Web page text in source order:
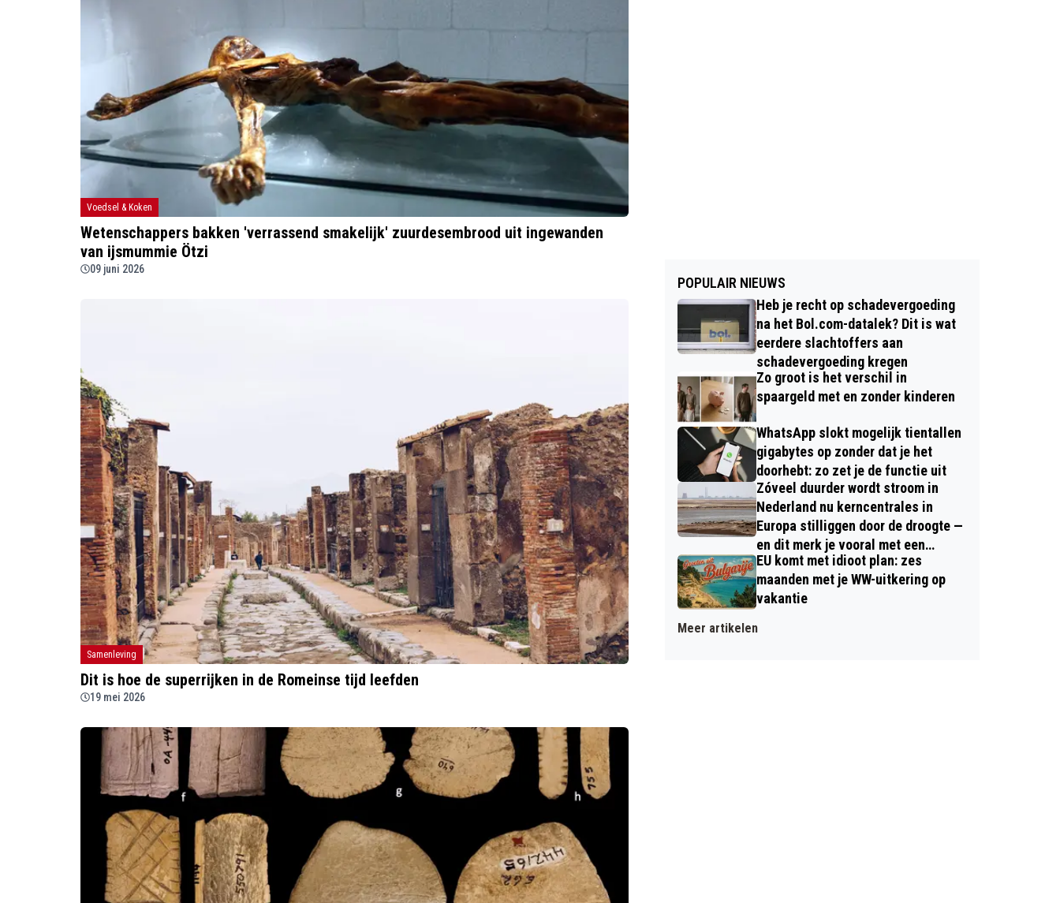
Voedsel & Koken
Wetenschappers bakken 'verrassend smakelijk' zuurdesembrood uit ingewanden
van ijsmummie Ötzi
09 juni 2026
Samenleving
Dit is hoe de superrijken in de Romeinse tijd leefden
19 mei 2026
POPULAIR NIEUWS
Heb je recht op schadevergoeding
na het Bol.com-datalek? Dit is wat
eerdere slachtoffers aan
schadevergoeding kregen
Zo groot is het verschil in
spaargeld met en zonder kinderen
WhatsApp slokt mogelijk tientallen
gigabytes op zonder dat je het
doorhebt: zo zet je de functie uit
Zóveel duurder wordt stroom in
Nederland nu kerncentrales in
Europa stilliggen door de droogte —
en dit merk je vooral met een
dynamisch contract
EU komt met idioot plan: zes
maanden met je WW-uitkering op
vakantie
Meer artikelen